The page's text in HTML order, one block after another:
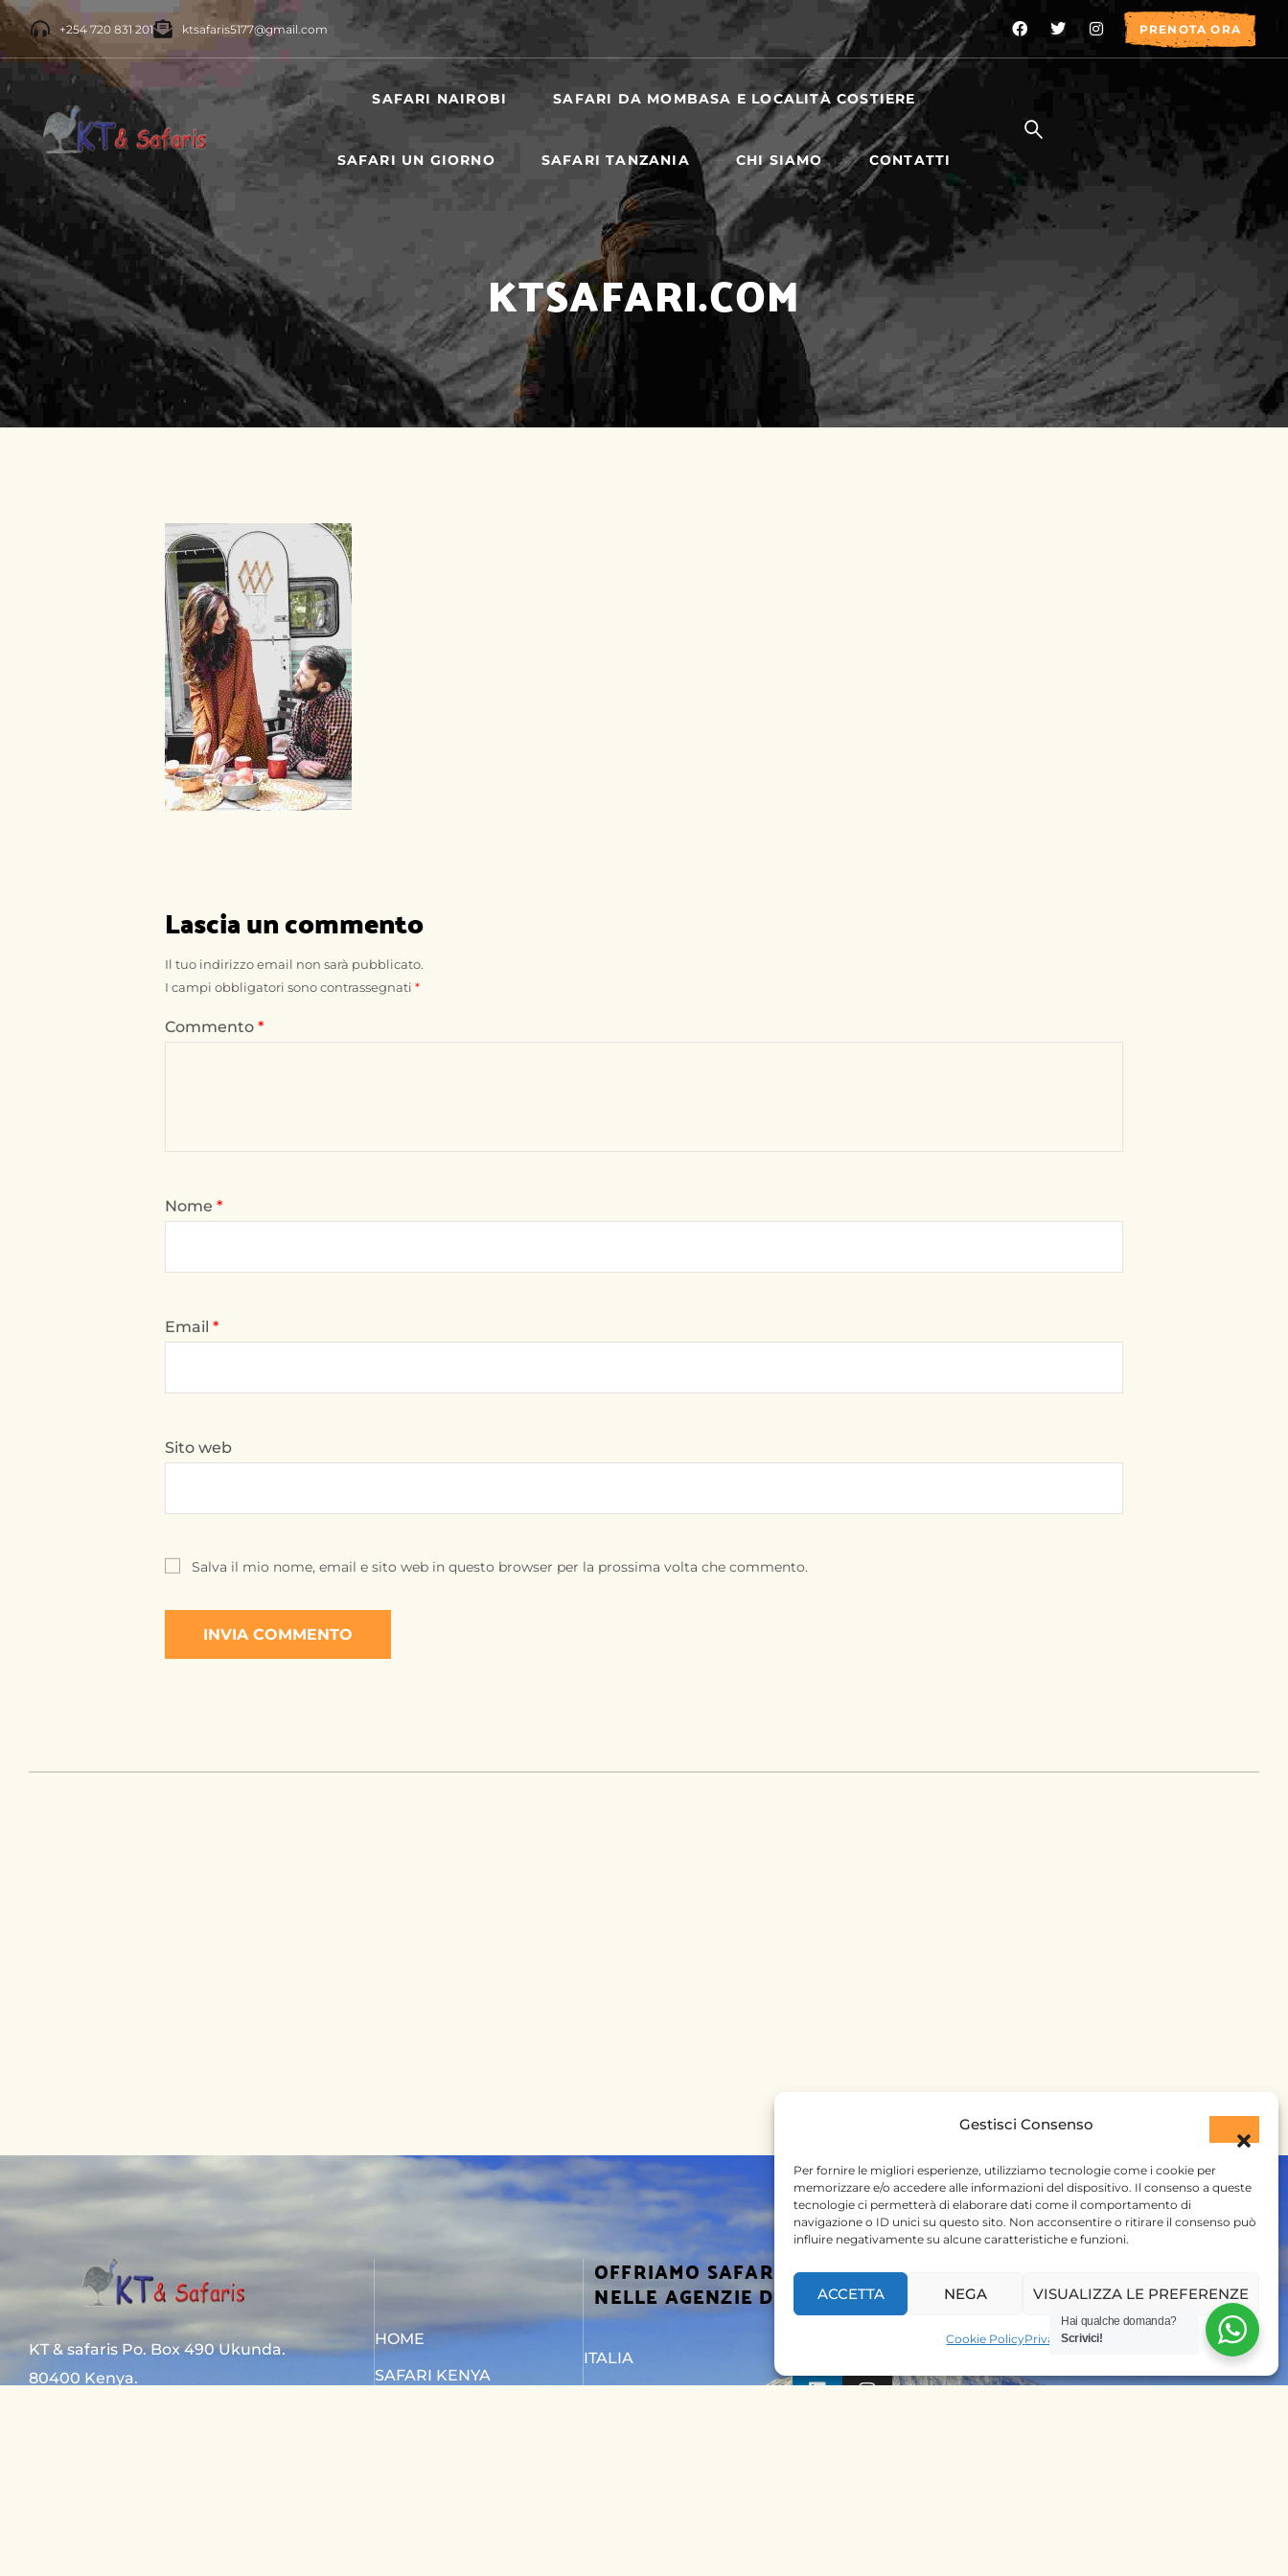
Gestisci Consenso
Per fornire le migliori esperienze, utilizziamo tecnologie come i cookie per
memorizzare e/o accedere alle informazioni del dispositivo. Il consenso a queste
tecnologie ci permetterà di elaborare dati come il comportamento di
navigazione o ID unici su questo sito. Non acconsentire o ritirare il consenso può
influire negativamente su alcune caratteristiche e funzioni.
ACCETTA NEGA VISUALIZZA LE PREFERENZE
Cookie PolicyPrivacy Policy
+254 720 831 201 ktsafaris5177@gmail.com PRENOTA ORA
SAFARI NAIROBI SAFARI DA MOMBASA E LOCALITÀ COSTIERE
SAFARI UN GIORNO SAFARI TANZANIA CHI SIAMO CONTATTI
KTSAFARI.COM
Lascia un commento
Il tuo indirizzo email non sarà pubblicato.
I campi obbligatori sono contrassegnati *
Commento *
Nome *
Email *
Sito web
Salva il mio nome, email e sito web in questo browser per la prossima volta che commento.
KT & safaris Po. Box 490 Ukunda.
80400 Kenya.
HOME
SAFARI KENYA
OFFRIAMO SAFARI
NELLE AGENZIE DI
ITALIA
SEGUICI SU
PRENOTA SUBITO IL
Hai qualche domanda?
Scrivici!